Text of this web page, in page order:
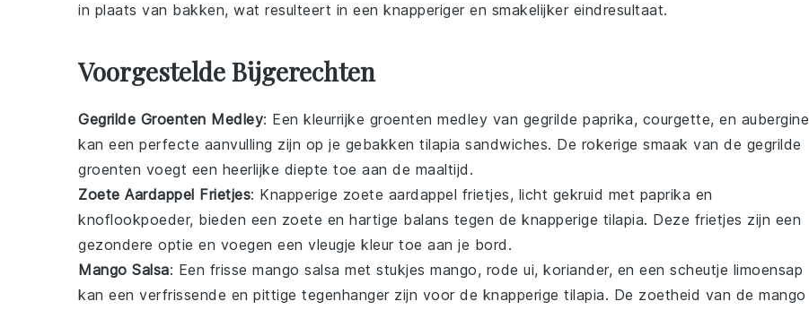
in plaats van bakken, wat resulteert in een knapperiger en smakelijker eindresultaat.
Voorgestelde Bijgerechten
Gegrilde Groenten Medley: Een kleurrijke groenten medley van gegrilde paprika, courgette, en aubergine
kan een perfecte aanvulling zijn op je gebakken tilapia sandwiches. De rokerige smaak van de gegrilde
groenten voegt een heerlijke diepte toe aan de maaltijd.
Zoete Aardappel Frietjes: Knapperige zoete aardappel frietjes, licht gekruid met paprika en
knoflookpoeder, bieden een zoete en hartige balans tegen de knapperige tilapia. Deze frietjes zijn een
gezondere optie en voegen een vleugje kleur toe aan je bord.
Mango Salsa: Een frisse mango salsa met stukjes mango, rode ui, koriander, en een scheutje limoensap
kan een verfrissende en pittige tegenhanger zijn voor de knapperige tilapia. De zoetheid van de mango